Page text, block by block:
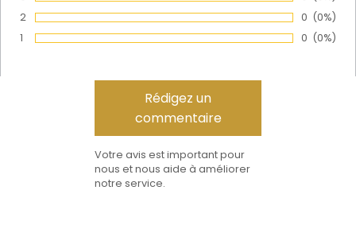
Vote :
Vote :
2 Nombre
0 (0%)
Vote :
1 Nombre
0 (0%)
Votre avis est important pour
nous et nous aide à améliorer
notre service.